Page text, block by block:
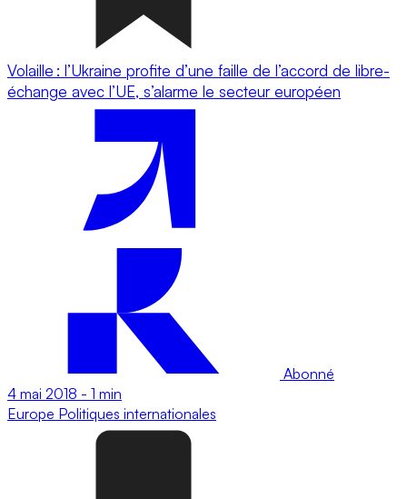
Volaille : l’Ukraine profite d’une faille de l’accord de libre-
échange avec l’UE, s’alarme le secteur européen
Abonné
4 mai 2018 - 1 min
Europe Politiques internationales